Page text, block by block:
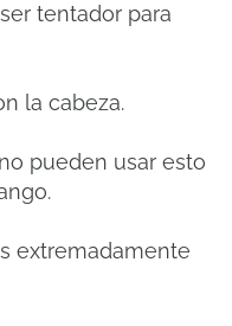
tentador para
la cabeza.
pueden usar esto
extremadamente